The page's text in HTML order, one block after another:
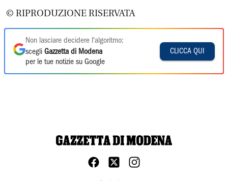
© RIPRODUZIONE RISERVATA
Non lasciare decidere l'algoritmo:
scegli Gazzetta di Modena
per le tue notizie su Google
CLICCA QUI